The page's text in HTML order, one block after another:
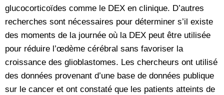
glucocorticoïdes comme le DEX en clinique. D’autres
recherches sont nécessaires pour déterminer s’il existe
des moments de la journée où la DEX peut être utilisée
pour réduire l’œdème cérébral sans favoriser la
croissance des glioblastomes. Les chercheurs ont utilisé
des données provenant d’une base de données publique
sur le cancer et ont constaté que les patients atteints de